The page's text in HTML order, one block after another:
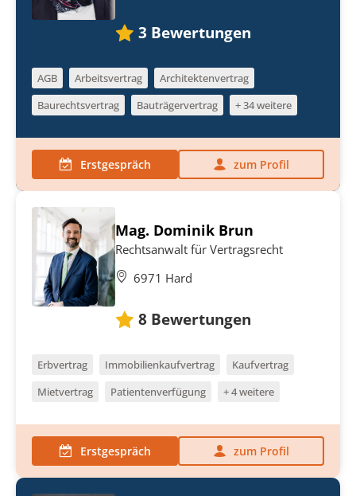
3 Bewertungen
AGB Arbeitsvertrag
Architektenvertrag
Baurechtsvertrag
Bauträgervertrag + 34 weitere
Erstgespräch zum Profil
Mag. Dominik Brun
Rechtsanwalt für Vertragsrecht
6971 Hard
8 Bewertungen
Erbvertrag Immobilienkaufvertrag
Kaufvertrag
Mietvertrag
Patientenverfügung + 4 weitere
Erstgespräch zum Profil